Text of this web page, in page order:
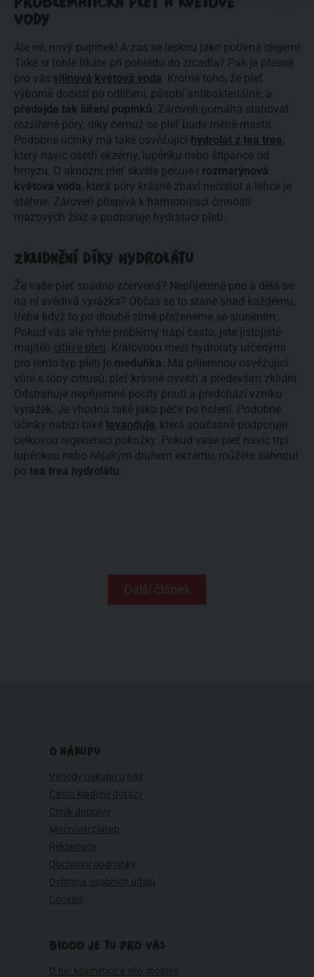
VODY
Ale né, nový pupínek! A zas se lesknu jako potřená olejem!
Také si tohle říkáte při pohledu do zrcadla? Pak je přesně
pro vás vilínová květová voda . Kromě toho, že pleť
výborně dočistí po odlíčení, působí antibakteriálně, a
předejde tak šíření pupínků . Zároveň pomáhá stahovat
rozšířené póry, díky čemuž se pleť bude méně mastit.
Podobné účinky má také osvěžující hydrolát z tea tree,
který navíc ošetří ekzémy, lupénku nebo štípance od
hmyzu. O aknózní pleť skvěle pečuje i rozmarýnová
květová voda, která póry krásně zbaví nečistot a lehce je
stáhne. Zároveň přispívá k harmonizaci činnosti
mazových žláz a podporuje hydrataci pleti.
ZKLIDNĚNÍ DÍKY HYDROLÁTU
Že vaše pleť snadno zčervená? Nepříjemně pne a dělá se
na ní svědivá vyrážka? Občas se to stane snad každému,
třeba když to po dlouhé zimě přeženeme se sluněním.
Pokud vás ale tyhle problémy trápí často, jste jistojistě
majiteli citlivé pleti
. Královnou mezi hydroláty určenými
pro tento typ pleti je meduňka . Má příjemnou osvěžující
vůni s tóny citrusů, pleť krásně osvěží a především zklidní.
Odstraňuje nepříjemné pocity pnutí a předchází vzniku
vyrážek. Je vhodná také jako péče po holení. Podobné
účinky nabízí také levandule, která současně podporuje
celkovou regeneraci pokožky. Pokud vaše pleť navíc trpí
lupénkou nebo nějakým druhem ekzému, můžete sáhnout
po tea trea hydrolátu
Další článek
O NÁKUPU
Výhody nákupu u nás
Často kladené dotazy
Ceník dopravy
Možnosti plateb
Reklamace
Obchodní podmínky
Ochrana osobních údajů
Cookies
BIOOO JE TU PRO VÁS
O bio kosmetice a eko drogerii